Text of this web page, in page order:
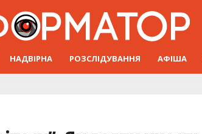
НАДВІРНА РОЗСЛІДУВАННЯ АФІША